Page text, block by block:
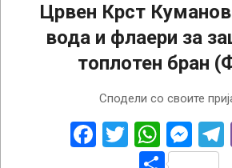
Црвен Крст
вода и флаери за
топлотен бран
Сподели со своите
Facebook
Twitter